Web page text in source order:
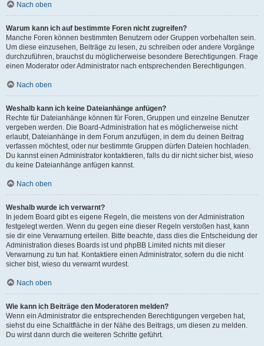
Nach oben
Warum kann ich auf bestimmte Foren nicht zugreifen?
Manche Foren können bestimmten Benutzern oder Gruppen vorbehalten sein.
Um diese einzusehen, Beiträge zu lesen, zu schreiben oder andere Vorgänge
durchzuführen, brauchst du möglicherweise besondere Berechtigungen. Frage
einen Moderator oder Administrator nach entsprechenden Berechtigungen.
Nach oben
Weshalb kann ich keine Dateianhänge anfügen?
Rechte für Dateianhänge können für Foren, Gruppen und einzelne Benutzer
vergeben werden. Die Board-Administration hat es möglicherweise nicht
erlaubt, Dateianhänge in dem Forum anzufügen, in dem du deinen Beitrag
verfassen möchtest, oder nur bestimmte Gruppen dürfen Dateien hochladen.
Du kannst einen Administrator kontaktieren, falls du dir nicht sicher bist, wieso
du keine Dateianhänge anfügen kannst.
Nach oben
Weshalb wurde ich verwarnt?
In jedem Board gibt es eigene Regeln, die meistens von der Administration
festgelegt werden. Wenn du gegen eine dieser Regeln verstoßen hast, kann
sie dir eine Verwarnung erteilen. Bitte beachte, dass dies die Entscheidung der
Administration dieses Boards ist und phpBB Limited nichts mit dieser
Verwarnung zu tun hat. Kontaktiere einen Administrator, sofern du die nicht
sicher bist, wieso du verwarnt wurdest.
Nach oben
Wie kann ich Beiträge den Moderatoren melden?
Wenn ein Administrator die entsprechenden Berechtigungen vergeben hat,
siehst du eine Schaltfläche in der Nähe des Beitrags, um diesen zu melden.
Du wirst dann durch die weiteren Schritte geführt.